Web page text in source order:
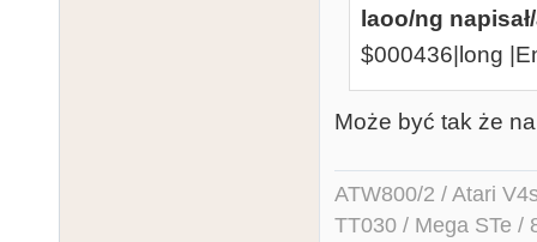
laoo/ng
Może być tak że
ATW800/2 / Atari
TT030 / Mega STe /